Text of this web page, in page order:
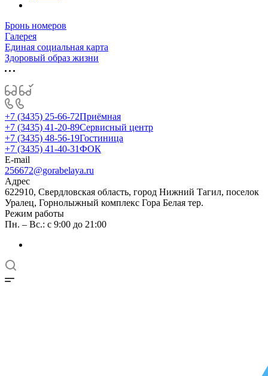
Бронь номеров
Галерея
Единая социальная карта
Здоровый образ жизни
+7 (3435) 25-66-72Приёмная
+7 (3435) 41-20-89Сервисный центр
+7 (3435) 48-56-19Гостиница
+7 (3435) 41-40-31ФОК
E-mail
256672@gorabelaya.ru
Адрес
622910, Свердловская область, город Нижний Тагил, поселок
Уралец, Горнолыжный комплекс Гора Белая тер.
Режим работы
Пн. – Вс.: с 9:00 до 21:00